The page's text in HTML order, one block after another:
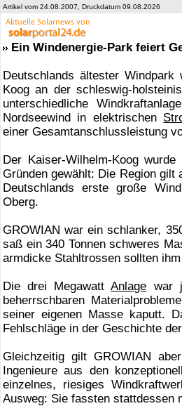
Artikel vom 24.08.2007, Druckdatum 09.08.2026
Ein Windenergie-Park feiert
Deutschlands ältester
Koog an der schleswig-
unterschiedliche
Nordseewind in elektrischen
einer Gesamtanschlussleistung
Der Kaiser-Wilhelm-Koog
Gründen gewählt: Die Region
Deutschlands erste große
Oberg.
GROWIAN war ein schlanker,
saß ein 340 Tonnen schweres
armdicke Stahltrossen sollten
Die drei MegawattAnlage war
beherrschbaren
seiner eigenen Masse kaputt.
Fehlschläge in der Geschichte
Gleichzeitig gilt GROWIAN
Ingenieure aus den
einzelnes, riesiges
Ausweg: Sie fassten stattdessen